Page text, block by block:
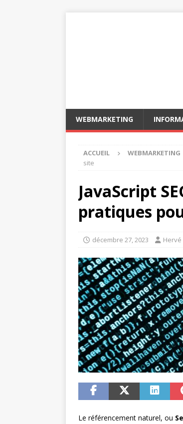
WEBMARKETING
ACCUEIL WEBMARKETING
site
JavaScript
pratiques
décembre 27, 2023
Le référencement naturel, ou